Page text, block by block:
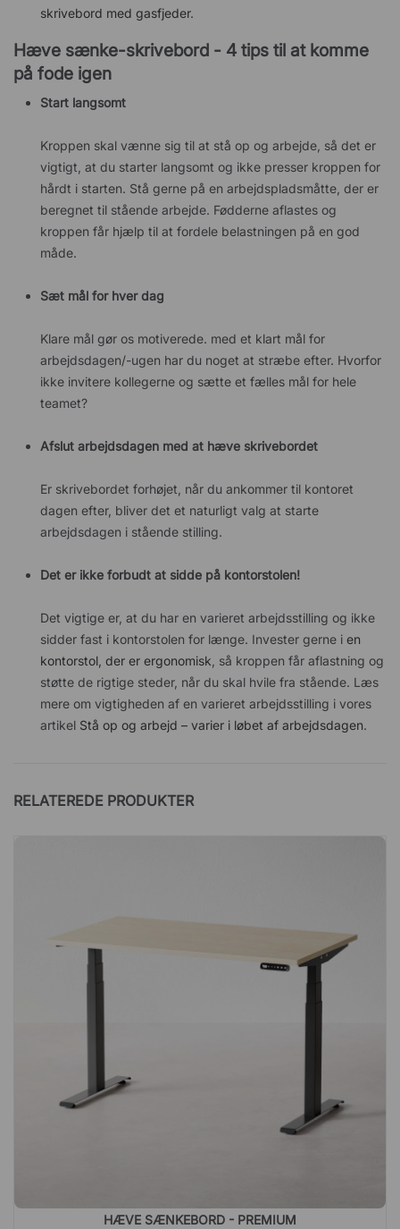
skrivebord med gasfjeder.
Hæve sænke-skrivebord - 4 tips til at komme
på fode igen
Start langsomt
Kroppen skal vænne sig til at stå op og arbejde, så det er
vigtigt, at du starter langsomt og ikke presser kroppen for
hårdt i starten. Stå gerne på en arbejdspladsmåtte, der er
beregnet til stående arbejde. Fødderne aflastes og
kroppen får hjælp til at fordele belastningen på en god
måde.
Sæt mål for hver dag
Klare mål gør os motiverede. med et klart mål for
arbejdsdagen/-ugen har du noget at stræbe efter. Hvorfor
ikke invitere kollegerne og sætte et fælles mål for hele
teamet?
Afslut arbejdsdagen med at hæve skrivebordet
Er skrivebordet forhøjet, når du ankommer til kontoret
dagen efter, bliver det et naturligt valg at starte
arbejdsdagen i stående stilling.
Det er ikke forbudt at sidde på kontorstolen!
Det vigtige er, at du har en varieret arbejdsstilling og ikke
sidder fast i kontorstolen for længe. Invester gerne i en
kontorstol, der er ergonomisk , så kroppen får aflastning og
støtte de rigtige steder, når du skal hvile fra stående. Læs
mere om vigtigheden af ​​en varieret arbejdsstilling i vores
artikel Stå op og arbejd – varier i løbet af arbejdsdagen.
RELATEREDE PRODUKTER
HÆVE SÆNKEBORD - PREMIUM